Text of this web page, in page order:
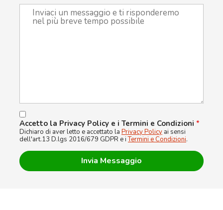
Accetto la Privacy Policy e i Termini e Condizioni *
Dichiaro di aver letto e accettato la Privacy Policy ai sensi
dell'art.13 D.lgs 2016/679 GDPR e iTermini e Condizioni.